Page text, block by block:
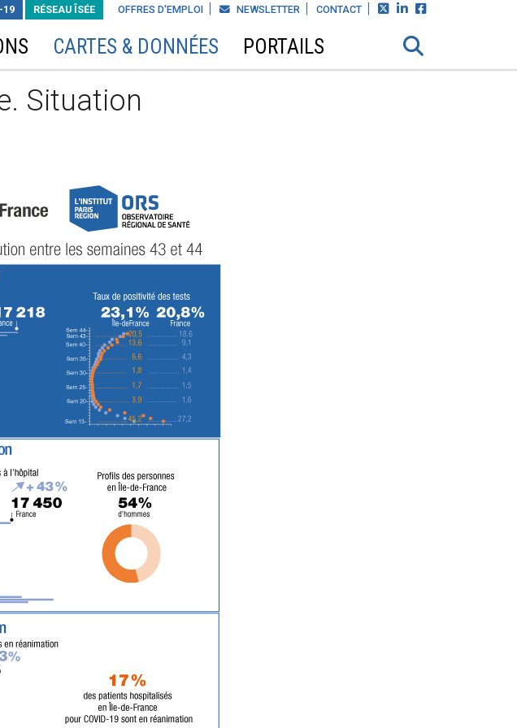
OFFRES D'EMPLOI NEWSLETTER CONTACT   
19 RÉSEAU ÎSÉE
CARTES & DONNÉES PORTAILS
Situation